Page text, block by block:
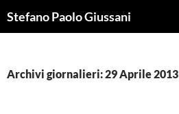
alStefano Paolo Giussani
Archivi giornalieri: 29 Aprile 2013